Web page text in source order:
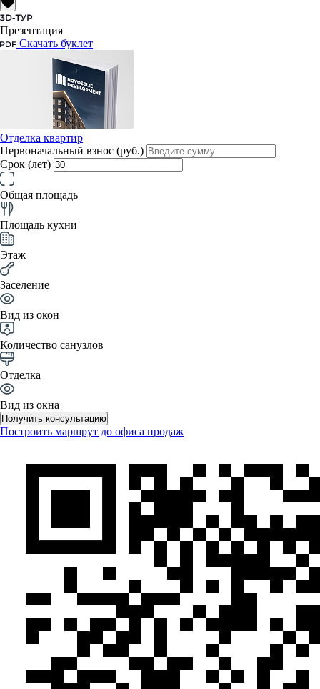
Презентация
Скачать буклет
Отделка квартир
Первоначальный взнос (руб.)
Срок (лет)
Общая площадь
Площадь кухни
Этаж
Заселение
Вид из окон
Количество санузлов
Отделка
Вид из окна
Получить консультацию
Построить маршрут до офиса продаж